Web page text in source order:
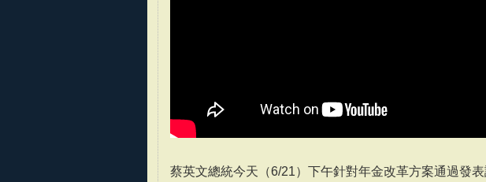
蔡英文總統今天（6/21）下午針對年金改革方案通過發